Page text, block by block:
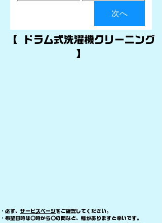
次へ
​【 ドラム式洗濯機クリーニング
】
・必ず、 サービスページをご確認してください。
・希望日時は〇時から〇の間など、幅がありますと幸いです。